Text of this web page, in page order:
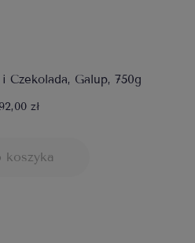
Czekolada, Galup, 750g
92,00 zł
koszyka